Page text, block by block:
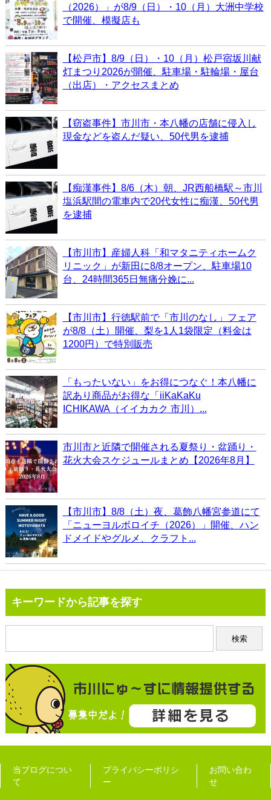
（2026）」が8/9（日）・10（月）大洲中学校
で開催、模擬店も
【松戸市】8/9（日）・10（月）松戸宿坂川献
灯まつり2026が開催、駐車場・駐輪場・屋台
（出店）・アクセスまとめ
【窃盗事件】市川市・本八幡の店舗に侵入し
現金などを盗んだ疑い、50代男を逮捕
【痴漢事件】8/6（木）朝、JR西船橋駅～市川
塩浜駅間の電車内で20代女性に痴漢、50代男
を逮捕
【市川市】産婦人科「和マタニティホームク
リニック」が新田に8/8オープン、駐車場10
台、24時間365日無痛分娩に...
【市川市】行徳駅前で「市川のなし」フェア
が8/8（土）開催、梨を1人1袋限定（料金は
1200円）で特別販売
「もったいない」をお得につなぐ！本八幡に
訳あり商品がお得な「iiKaKaKu
ICHIKAWA（イイカカク 市川）...
市川市と近隣で開催される夏祭り・盆踊り・
花火大会スケジュールまとめ【2026年8月】
【市川市】8/8（土）夜、葛飾八幡宮参道にて
「ニューヨルボロイチ（2026）」開催、ハン
ドメイドやグルメ、クラフト...
キーワードから記事を探す
当ブログについ
て
プライバシーポリシ
ー
お問い合わ
せ